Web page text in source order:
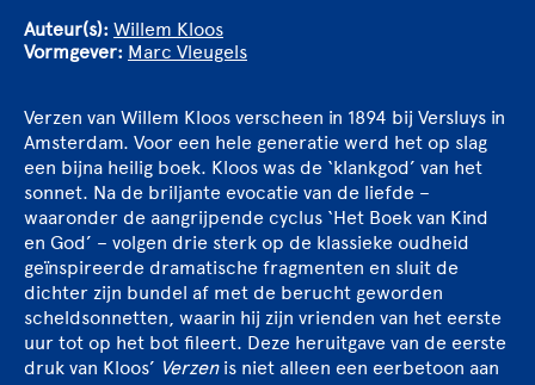
Auteur(s): Willem Kloos
Vormgever: Marc Vleugels
Verzen van Willem Kloos verscheen in 1894 bij Versluys in
Amsterdam. Voor een hele generatie werd het op slag
een bijna heilig boek. Kloos was de ‘klankgod’ van het
sonnet. Na de briljante evocatie van de liefde –
waaronder de aangrijpende cyclus ‘Het Boek van Kind
en God’ – volgen drie sterk op de klassieke oudheid
geïnspireerde dramatische fragmenten en sluit de
dichter zijn bundel af met de berucht geworden
scheldsonnetten, waarin hij zijn vrienden van het eerste
uur tot op het bot fileert. Deze heruitgave van de eerste
druk van Kloos’ Verzenis niet alleen een eerbetoon aan